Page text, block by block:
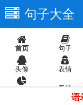
句子大全
首页 句子
头像 表情
爱情
语